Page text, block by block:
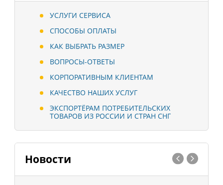
УСЛУГИ СЕРВИСА
СПОСОБЫ ОПЛАТЫ
КАК ВЫБРАТЬ РАЗМЕР
ВОПРОСЫ-ОТВЕТЫ
КОРПОРАТИВНЫМ КЛИЕНТАМ
КАЧЕСТВО НАШИХ УСЛУГ
ЭКСПОРТЁРАМ ПОТРЕБИТЕЛЬСКИХ
ТОВАРОВ ИЗ РОССИИ И СТРАН СНГ
Новости